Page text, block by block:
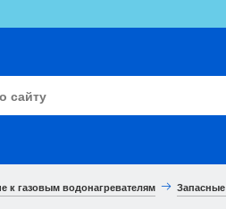
к газовым водонагревателям Запасные